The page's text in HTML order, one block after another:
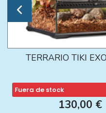
TERRARIO TIKI
Fuera de stock
130,00 €